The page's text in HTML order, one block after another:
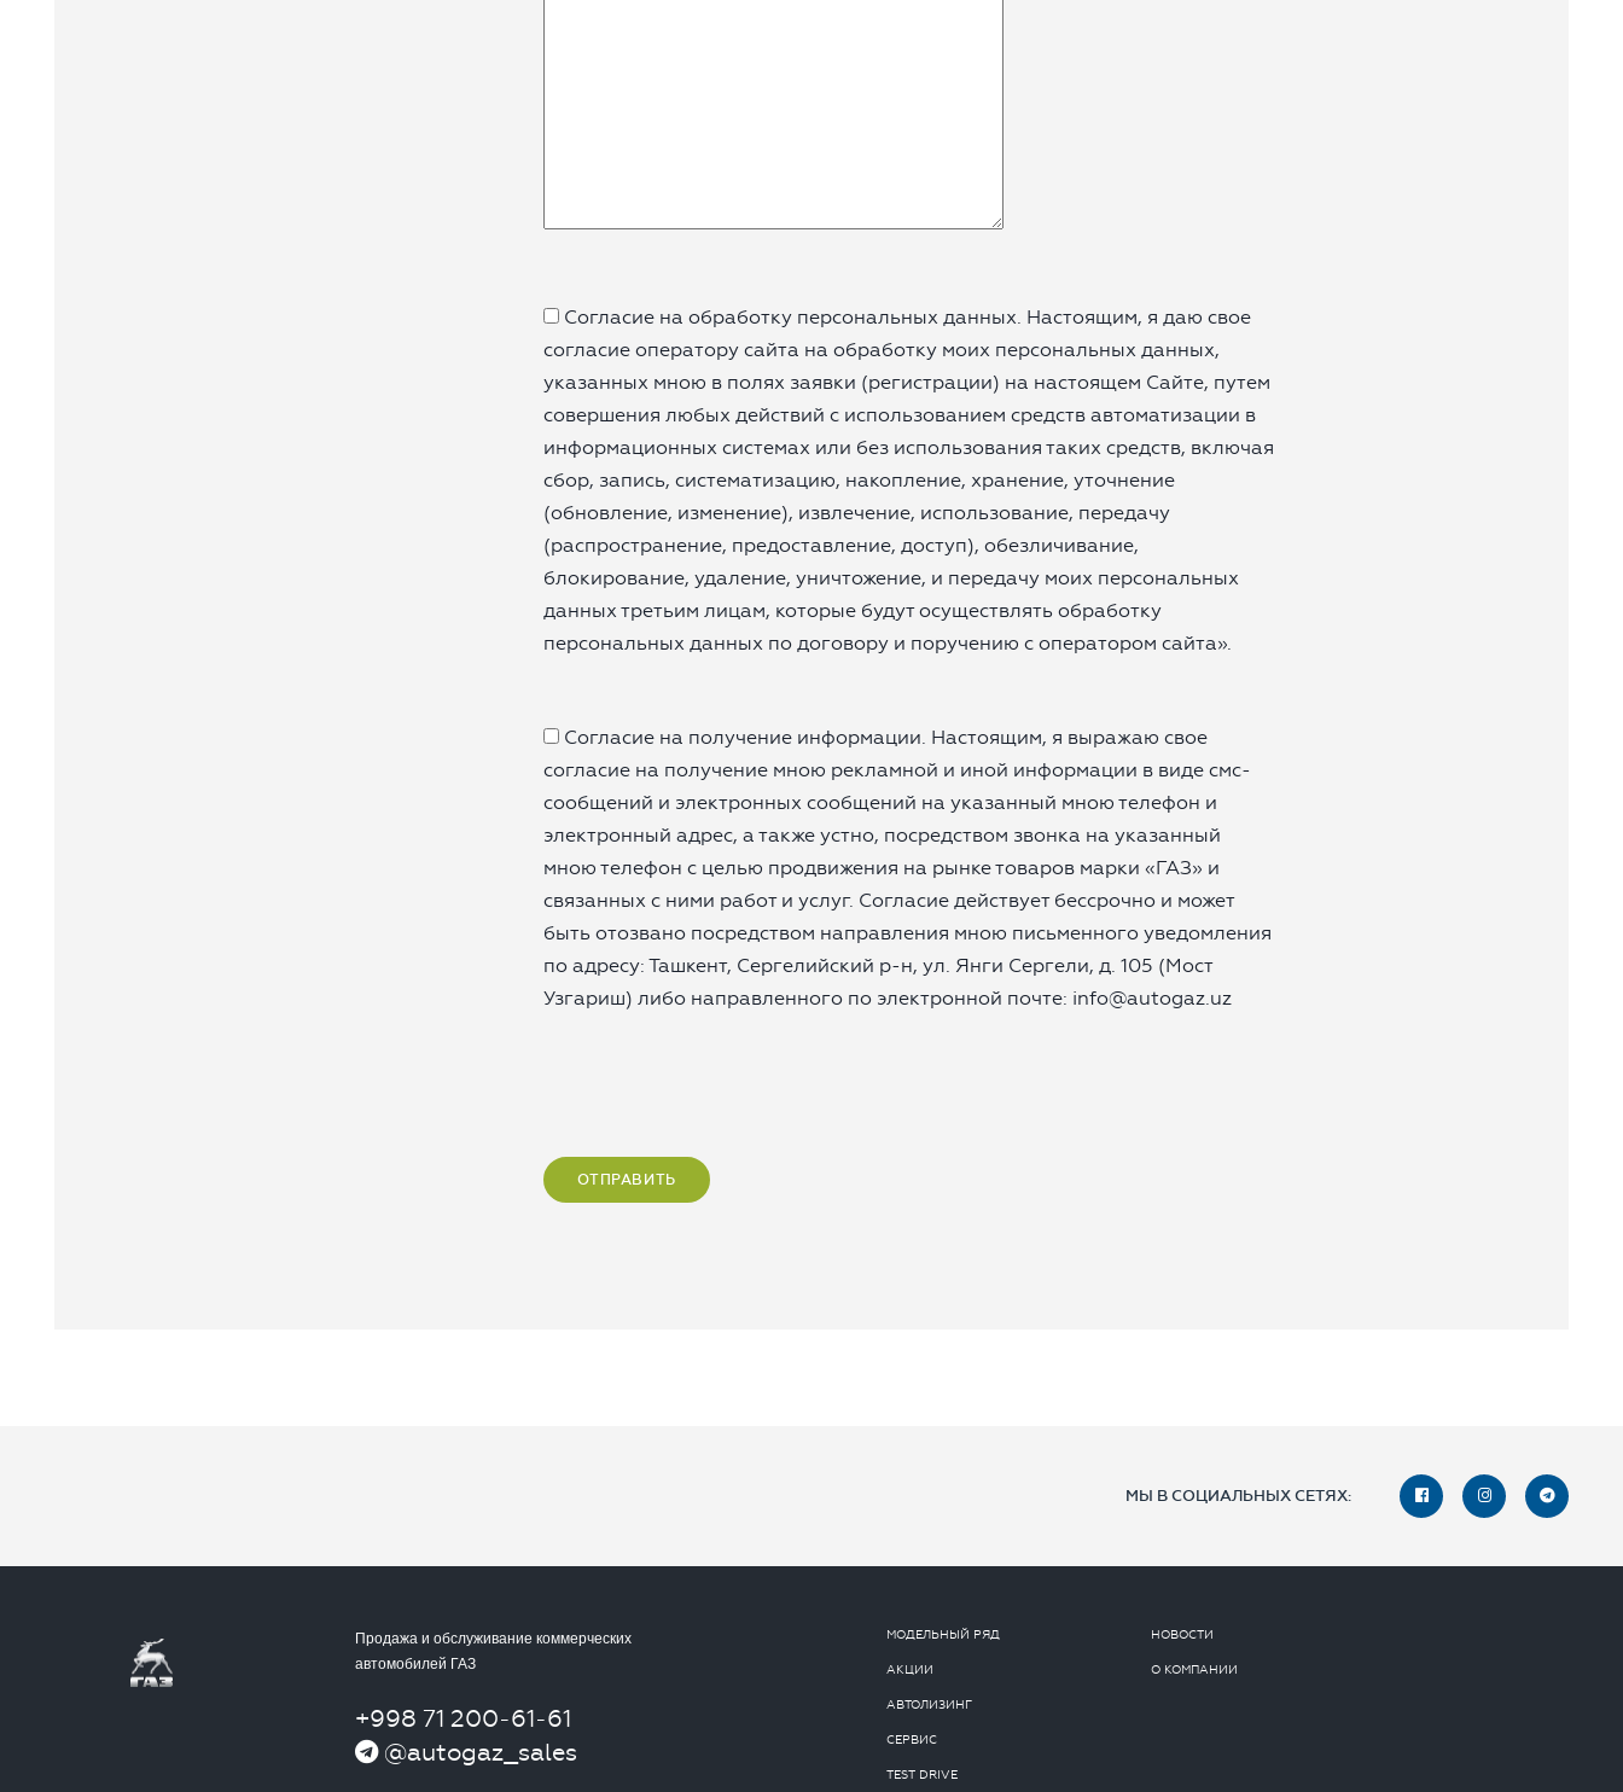
Согласие на обработку персональных данных. Настоящим, я даю свое
согласие оператору сайта на обработку моих персональных данных,
указанных мною в полях заявки (регистрации) на настоящем Сайте, путем
совершения любых действий с использованием средств автоматизации в
информационных системах или без использования таких средств, включая
сбор, запись, систематизацию, накопление, хранение, уточнение
(обновление, изменение), извлечение, использование, передачу
(распространение, предоставление, доступ), обезличивание,
блокирование, удаление, уничтожение, и передачу моих персональных
данных третьим лицам, которые будут осуществлять обработку
персональных данных по договору и поручению с оператором сайта».
Согласие на получение информации. Настоящим, я выражаю свое
согласие на получение мною рекламной и иной информации в виде смс-
сообщений и электронных сообщений на указанный мною телефон и
электронный адрес, а также устно, посредством звонка на указанный
мною телефон с целью продвижения на рынке товаров марки «ГАЗ» и
связанных с ними работ и услуг. Согласие действует бессрочно и может
быть отозвано посредством направления мною письменного уведомления
по адресу: Ташкент, Сергелийский р-н, ул. Янги Сергели, д. 105 (Мост
Узгариш) либо направленного по электронной почте: info@autogaz.uz
МЫ В СОЦИАЛЬНЫХ СЕТЯХ:
Продажа и обслуживание коммерческих
автомобилей ГАЗ
+998 71 200-61-61
@autogaz_sales
МОДЕЛЬНЫЙ РЯД
АКЦИИ
АВТОЛИЗИНГ
СЕРВИС
TEST DRIVE
НОВОСТИ
О КОМПАНИИ